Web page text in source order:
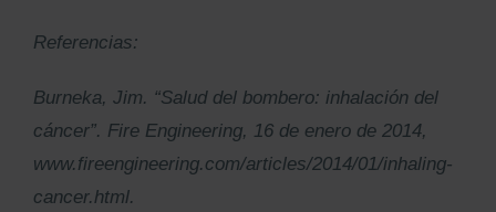
Referencias:
Burneka, Jim. “Salud del bombero: inhalación del
cáncer”. Fire Engineering, 16 de enero de 2014,
www.fireengineering.com/articles/2014/01/inhaling-
cancer.html.